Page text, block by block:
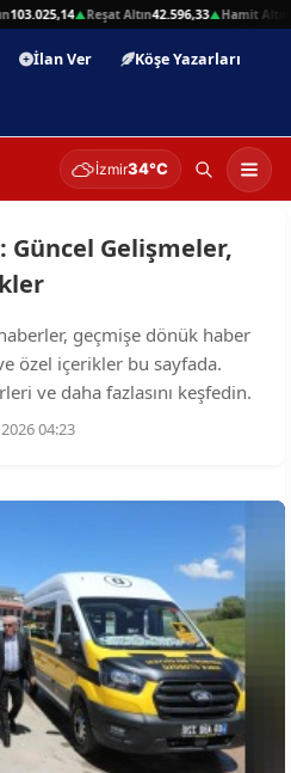
103.025,14▲Reşat Altın42.596,33▲Hamit Altın
İlan Ver
Köşe Yazarları
İzmir34°C
Gelişmeler,
geçmişe dönük haber
özel içerikler bu sayfada.
ve daha fazlasını keşfedin.
04:23